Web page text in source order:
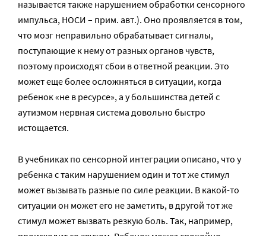
называется также нарушением обработки сенсорного
импульса, НОСИ – прим. авт.). Оно проявляется в том,
что мозг неправильно обрабатывает сигналы,
поступающие к нему от разных органов чувств,
поэтому происходят сбои в ответной реакции. Это
может еще более осложняться в ситуации, когда
ребенок «не в ресурсе», а у большинства детей с
аутизмом нервная система довольно быстро
истощается.
В учебниках по сенсорной интеграции описано, что у
ребенка с таким нарушением один и тот же стимул
может вызывать разные по силе реакции. В какой-то
ситуации он может его не заметить, в другой тот же
стимул может вызвать резкую боль. Так, например,